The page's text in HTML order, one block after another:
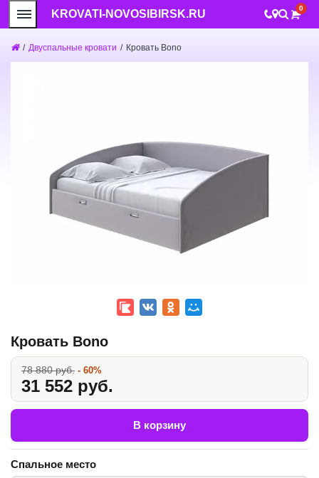
KROVATI-NOVOSIBIRSK.RU 0
/ Двуспальные кровати / Кровать Bono
Кровать Bono
78 880 руб. - 60%
31 552 руб.
В корзину
Спальное место